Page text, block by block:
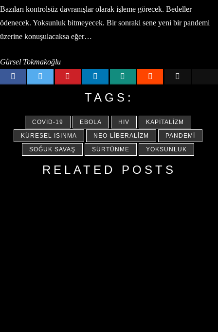
Bazıları kontrolsüz davranışlar olarak işleme görecek. Bedeller
ödenecek. Yoksunluk bitmeyecek. Bir sonraki sene yeni bir pandemi
üzerine konuşulacaksa eğer…
Gürsel Tokmakoğlu
TAGS:
COVID-19 EBOLA HIV
KAPITALIZM
KÜRESEL ISINMA
NEO-LIBERALIZM
PANDEMI
SOĞUK SAVAŞ
SÜRTÜNME YOKSUNLUK
RELATED POSTS